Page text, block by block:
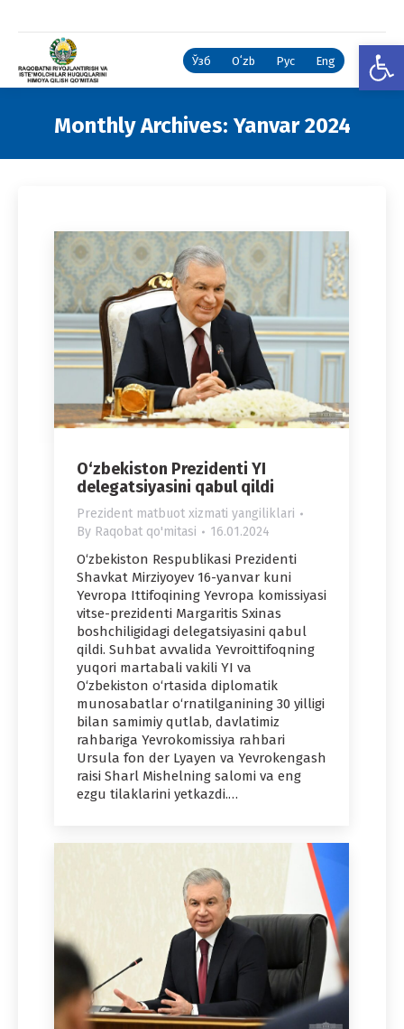
Ўзб Oʻzb Рус Eng
Monthly Archives:Yanvar 2024
O‘zbekiston Prezidenti YI
delegatsiyasini qabul qildi
Prezident matbuot xizmati yangiliklari
By Raqobat qo'mitasi 16.01.2024
O‘zbekiston Respublikasi Prezidenti
Shavkat Mirziyoyev 16-yanvar kuni
Yevropa Ittifoqining Yevropa komissiyasi
vitse-prezidenti Margaritis Sxinas
boshchiligidagi delegatsiyasini qabul
qildi. Suhbat avvalida Yevroittifoqning
yuqori martabali vakili YI va
O‘zbekiston o‘rtasida diplomatik
munosabatlar o‘rnatilganining 30 yilligi
bilan samimiy qutlab, davlatimiz
rahbariga Yevrokomissiya rahbari
Ursula fon der Lyayen va Yevrokengash
raisi Sharl Mishelning salomi va eng
ezgu tilaklarini yetkazdi.…